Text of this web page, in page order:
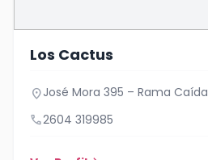
Los Cactus
location_onJosé Mora 395 – Rama Caída
call2604 319985